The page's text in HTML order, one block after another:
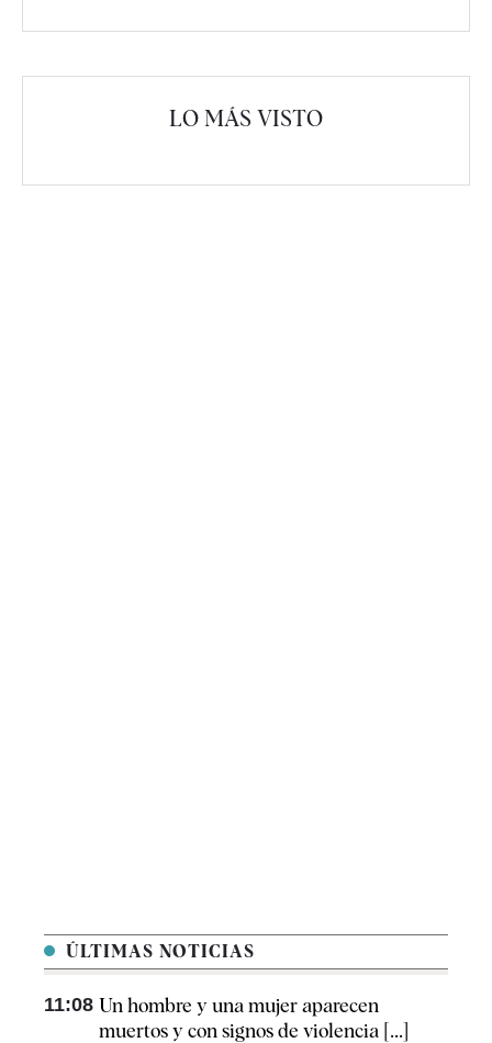
LO MÁS VISTO
ÚLTIMAS NOTICIAS
11:08 Un hombre y una mujer aparecen
muertos y con signos de violencia [...]